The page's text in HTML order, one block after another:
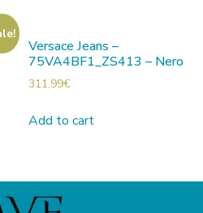
Versace Jeans –
75VA4BF1_ZS413 – Nero
311,99€
Add to cart